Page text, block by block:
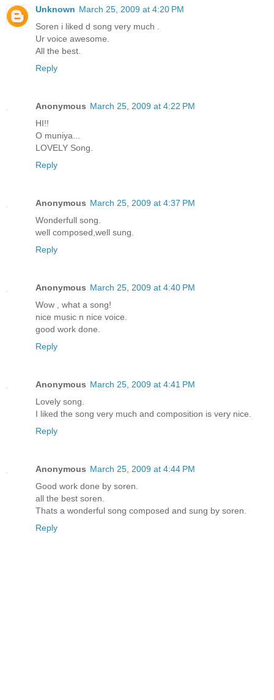
Unknown March 25, 2009 at 4:20 PM
Soren i liked d song very much .
Ur voice awesome.
All the best.
Reply
Anonymous March 25, 2009 at 4:22 PM
HI!!
O muniya...
LOVELY Song.
Reply
Anonymous March 25, 2009 at 4:37 PM
Wonderfull song.
well composed,well sung.
Reply
Anonymous March 25, 2009 at 4:40 PM
Wow , what a song!
nice music n nice voice.
good work done.
Reply
Anonymous March 25, 2009 at 4:41 PM
Lovely song.
I liked the song very much and composition is very nice.
Reply
Anonymous March 25, 2009 at 4:44 PM
Good work done by soren.
all the best soren.
Thats a wonderful song composed and sung by soren.
Reply